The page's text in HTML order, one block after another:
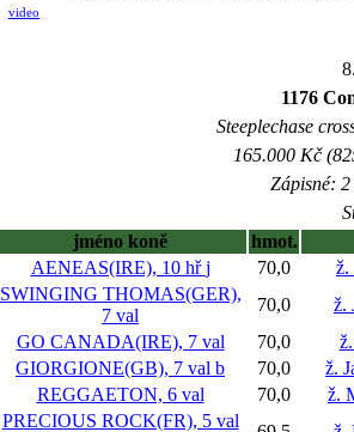
video
1176
Steeplechase
165.000 Kč
Zápisné:
jméno koně
hmot.
AENEAS(IRE), 10 hřj 70,0
ž.
SWINGING THOMAS(GER),
7 val
70,0
ž.
GO CANADA(IRE), 7 val 70,0
GIORGIONE(GB), 7 val b 70,0
ž.
REGGAETON, 6 val 70,0
ž.
PRECIOUS ROCK(FR), 5 val